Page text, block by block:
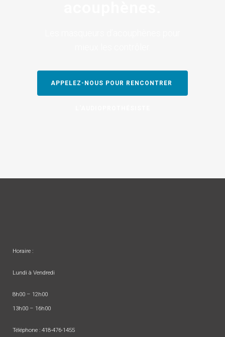
APPELEZ-NOUS POUR RENCONTRER
Horaire :
Lundi à Vendredi
8h00 – 12h00
13h00 – 16h00
Téléphone : 418-476-1455